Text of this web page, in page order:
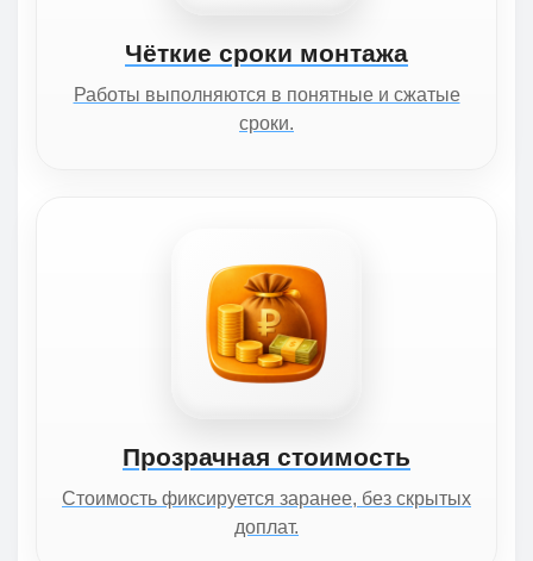
Чёткие сроки монтажа
Работы выполняются в понятные и сжатые
сроки.
Прозрачная стоимость
Стоимость фиксируется заранее, без скрытых
доплат.